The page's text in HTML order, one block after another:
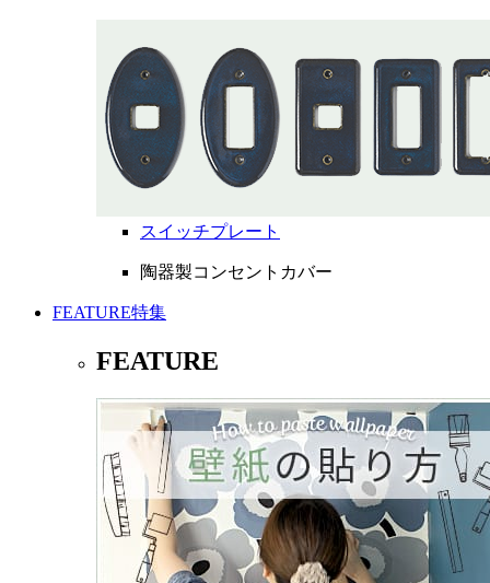
スイッチプレート
陶器製コンセントカバー
FEATURE特集
FEATURE